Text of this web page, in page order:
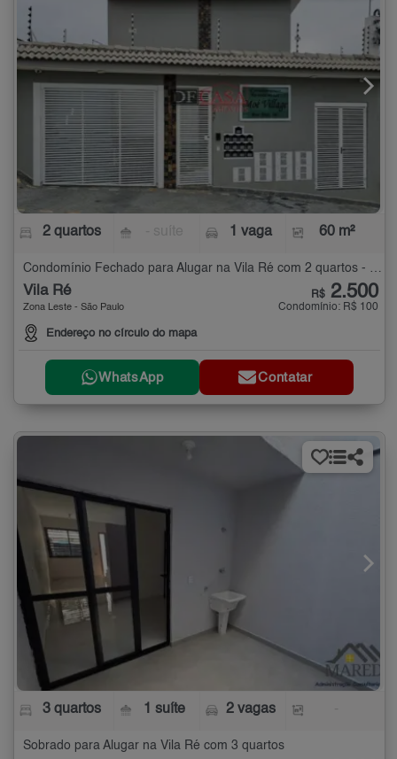
2 quartos 1 vaga 60 m²
Condomínio Fechado para Alugar na Vila Ré com 2 quartos - 60 m²
Vila Ré
Zona Leste - São Paulo
Endereço no círculo do mapa
R$ 2.500
Condomínio: R$ 100
WhatsApp Contatar
3 quartos 1 suíte 2 vagas
Sobrado para Alugar na Vila Ré com 3 quartos